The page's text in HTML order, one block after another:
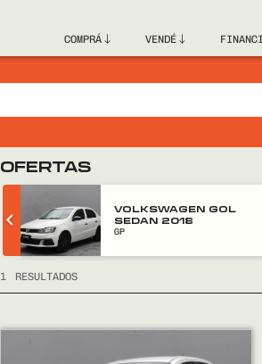
COMPRÁ VENDÉ
OFERTAS
VOLKSWAGEN GOL
SEDAN 2018
GP
1 RESULTADOS